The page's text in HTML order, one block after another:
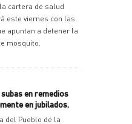
cartera de salud
este viernes con las
apuntan a detener la
mosquito.
en remedios
en jubilados.
del Pueblo de la